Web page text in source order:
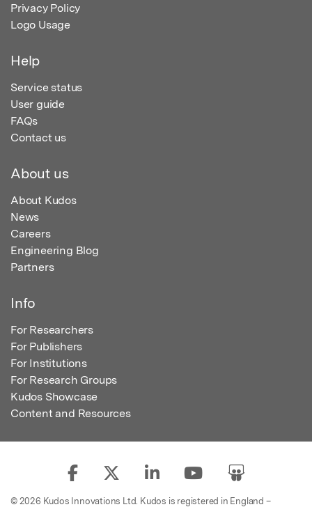
Privacy Policy
Logo Usage
Help
Service status
User guide
FAQs
Contact us
About us
About Kudos
News
Careers
Engineering Blog
Partners
Info
For Researchers
For Publishers
For Institutions
For Research Groups
Kudos Showcase
Content and Resources
© 2026 Kudos Innovations Ltd. Kudos is registered in England –